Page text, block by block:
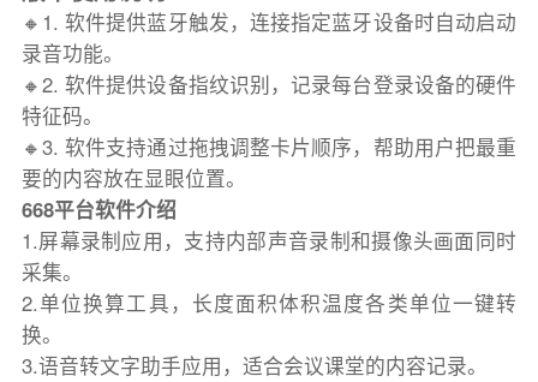
🔸1. 软件提供蓝牙触发，连接指定蓝牙设备时自动启动
录音功能。
🔸2. 软件提供设备指纹识别，记录每台登录设备的硬件
特征码。
🔸3. 软件支持通过拖拽调整卡片顺序，帮助用户把最重
要的内容放在显眼位置。
668平台软件介绍
1.屏幕录制应用，支持内部声音录制和摄像头画面同时
采集。
2.单位换算工具，长度面积体积温度各类单位一键转
换。
3.语音转文字助手应用，适合会议课堂的内容记录。